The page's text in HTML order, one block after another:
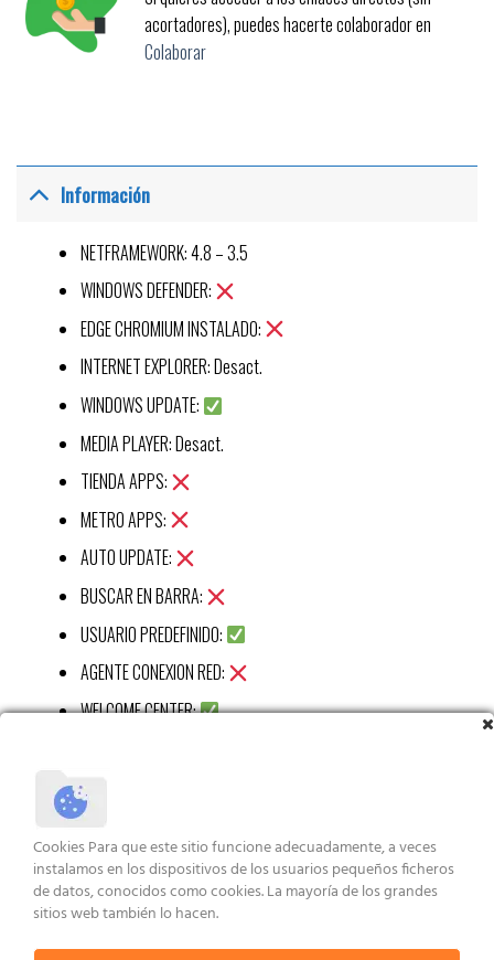
acortadores), puedes hacerte colaborador en
Colaborar
Información
NETFRAMEWORK: 4.8 – 3.5
WINDOWS DEFENDER:
EDGE CHROMIUM INSTALADO:
INTERNET EXPLORER: Desact.
WINDOWS UPDATE:
MEDIA PLAYER: Desact.
TIENDA APPS:
METRO APPS:
AUTO UPDATE:
BUSCAR EN BARRA:
USUARIO PREDEFINIDO:
AGENTE CONEXION RED:
WELCOME CENTER:
RECORTES APP:
STICKY APP:
VISUALIZ WIN 7:
XBOX APP:
Cookies Para que este sitio funcione adecuadamente, a veces
instalamos en los dispositivos de los usuarios pequeños ficheros
de datos, conocidos como cookies. La mayoría de los grandes
sitios web también lo hacen.